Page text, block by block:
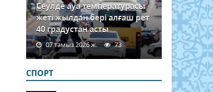
Сеулде ауа температурасы
жеті жылдан бері алғаш рет
40 градустан асты
07 тамыз 2026 ж. 73
СПОРТ